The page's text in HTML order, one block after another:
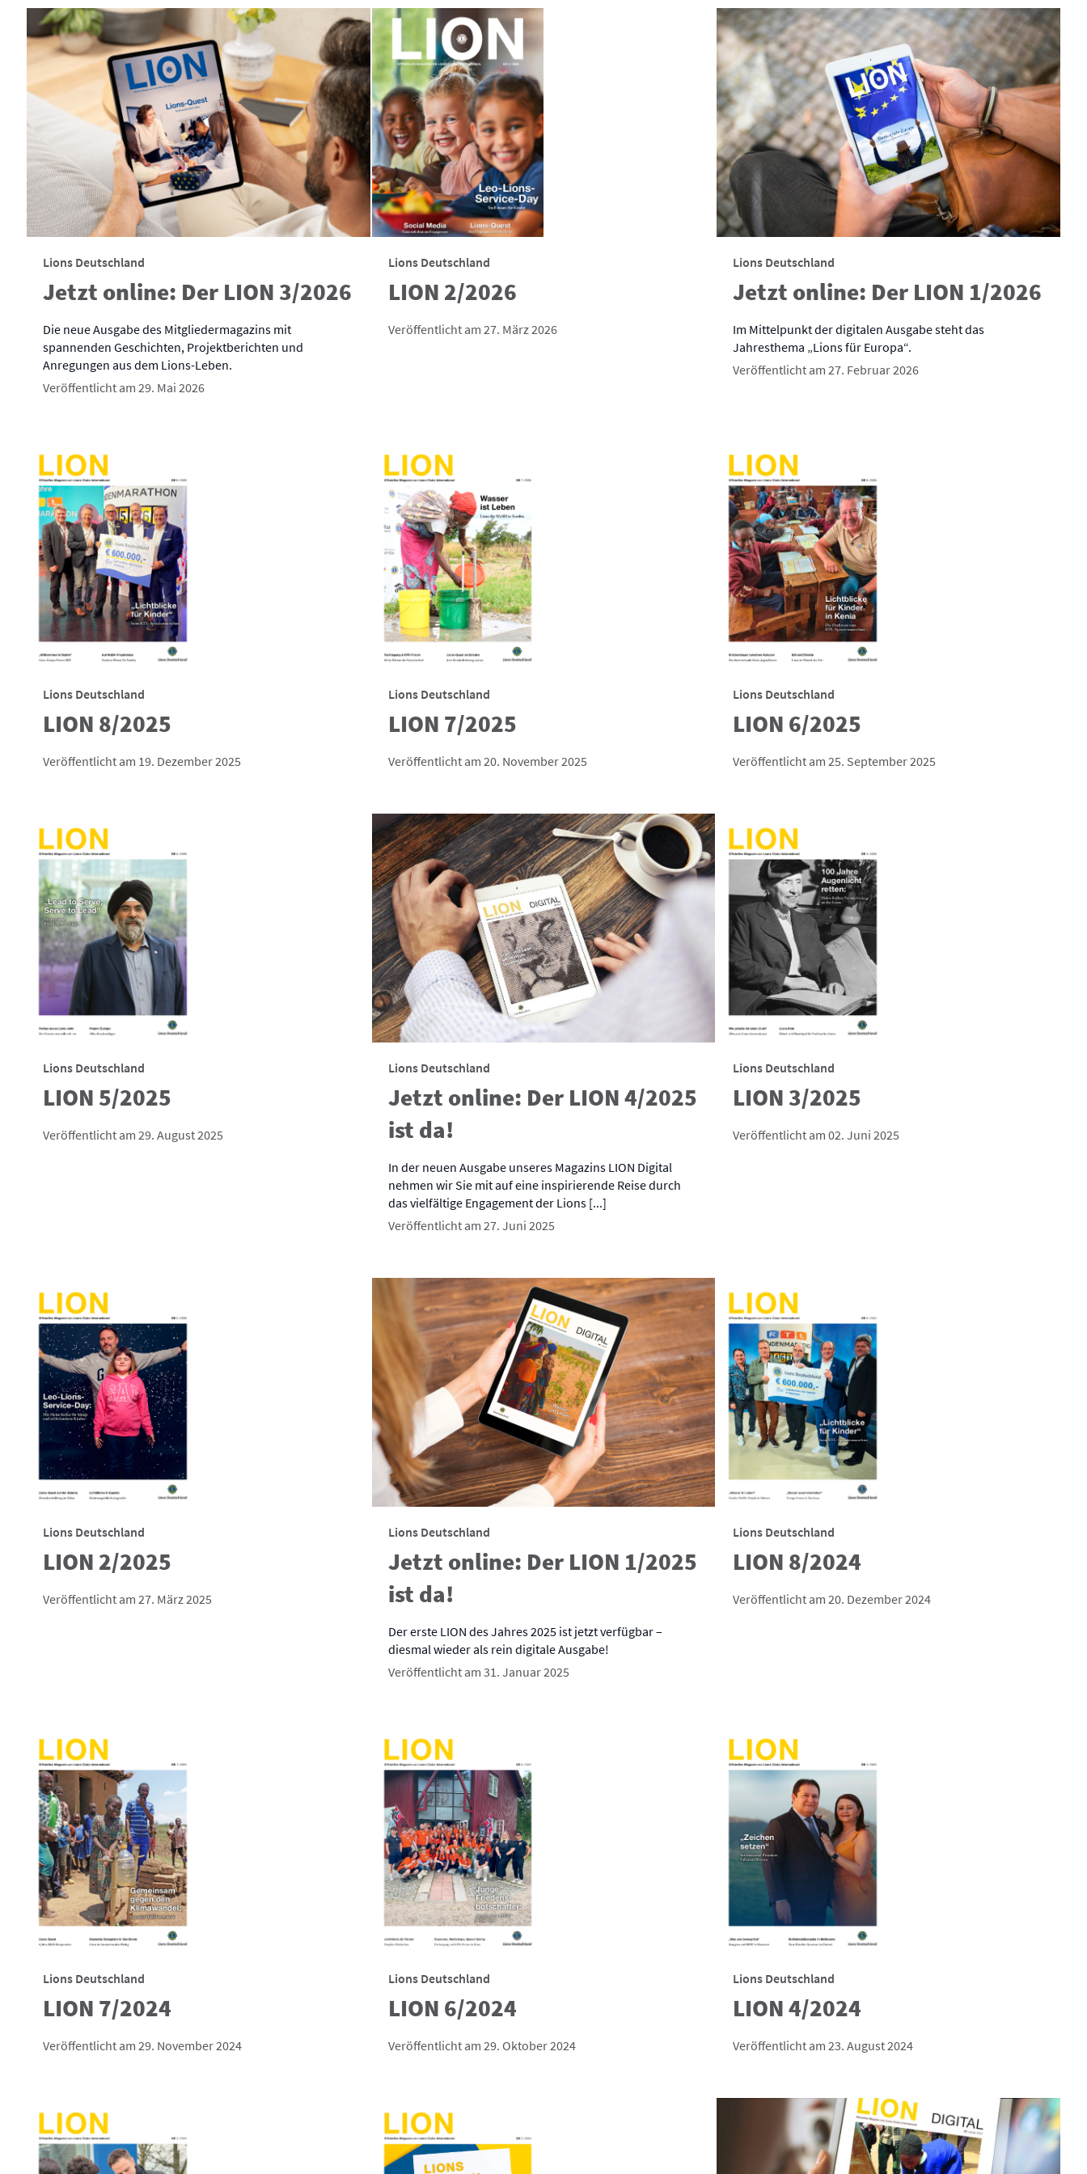
Lions Deutschland
Jetzt online: Der LION 3/2026
Die neue Ausgabe des Mitgliedermagazins mit
spannenden Geschichten, Projektberichten und
Anregungen aus dem Lions-Leben.
Veröffentlicht am 29. Mai 2026
Lions Deutschland
LION 2/2026
Veröffentlicht am 27. März 2026
Lions Deutschland
Jetzt online: Der LION 1/2026
Im Mittelpunkt der digitalen Ausgabe steht das
Jahresthema „Lions für Europa“.
Veröffentlicht am 27. Februar 2026
Lions Deutschland
LION 8/2025
Veröffentlicht am 19. Dezember 2025
Lions Deutschland
LION 7/2025
Veröffentlicht am 20. November 2025
Lions Deutschland
LION 6/2025
Veröffentlicht am 25. September 2025
Lions Deutschland
LION 5/2025
Veröffentlicht am 29. August 2025
Lions Deutschland
Jetzt online: Der LION 4/2025
ist da!
In der neuen Ausgabe unseres Magazins LION Digital
nehmen wir Sie mit auf eine inspirierende Reise durch
das vielfältige Engagement der Lions [...]
Veröffentlicht am 27. Juni 2025
Lions Deutschland
LION 3/2025
Veröffentlicht am 02. Juni 2025
Lions Deutschland
LION 2/2025
Veröffentlicht am 27. März 2025
Lions Deutschland
Jetzt online: Der LION 1/2025
ist da!
Der erste LION des Jahres 2025 ist jetzt verfügbar –
diesmal wieder als rein digitale Ausgabe!
Veröffentlicht am 31. Januar 2025
Lions Deutschland
LION 8/2024
Veröffentlicht am 20. Dezember 2024
Lions Deutschland
LION 7/2024
Veröffentlicht am 29. November 2024
Lions Deutschland
LION 6/2024
Veröffentlicht am 29. Oktober 2024
Lions Deutschland
LION 4/2024
Veröffentlicht am 23. August 2024